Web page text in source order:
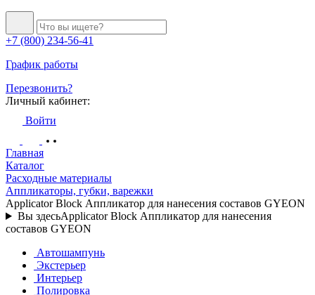
+7 (800) 234-56-41
График работы
Перезвонить?
Личный кабинет:
Войти
Главная
Каталог
Расходные материалы
Аппликаторы, губки, варежки
Applicator Block Аппликатор для нанесения составов GYEON
Вы здесьApplicator Block Аппликатор для нанесения
составов GYEON
Автошампунь
Экстерьер
Интерьер
Полировка